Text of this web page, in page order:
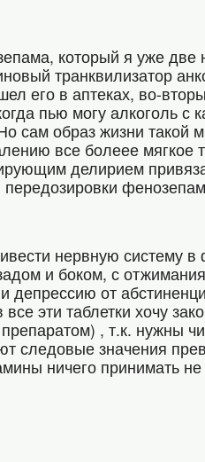
который я уже две
транквилизатор
его в аптеках, во-
пью могу алкоголь с
сам образ жизни такой
все болеее мягкое
делирием
нервную систему
и боком, с
и депрессию от
эти таблетки хочу
, т.к. нужны
следовые значения
ничего принимать